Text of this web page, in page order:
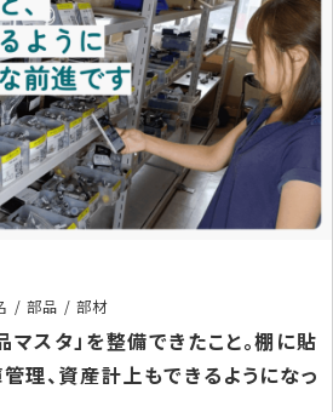
/部品 / 部材
スタ」を整備できたこと。棚に貼
理、資産計上もできるようになっ